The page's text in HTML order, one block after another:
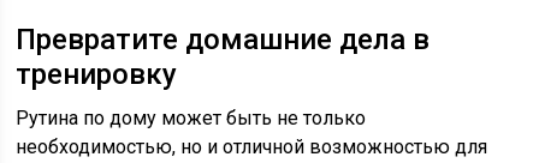
Превратите домашние дела в
тренировку
Рутина по дому может быть не только
необходимостью, но и отличной возможностью для